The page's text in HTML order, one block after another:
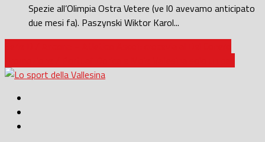
Spezie all’Olimpia Ostra Vetere (ve l0 avevamo anticipato
due mesi fa). Paszynski Wiktor Karol...